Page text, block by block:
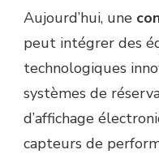
Aujourd’hui, une
peut intégrer des
technologiques
systèmes de
d’affichage
capteurs de